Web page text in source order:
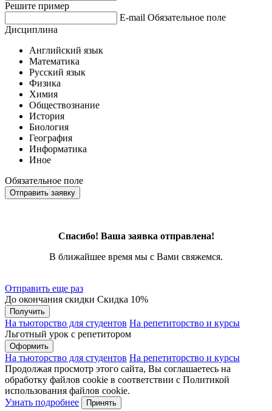
Решите пример
E-mail Обязательное поле
Дисциплина
Английский язык
Математика
Русский язык
Физика
Химия
Обществознание
История
Биология
География
Информатика
Иное
Обязательное поле
Отправить заявку
Спасибо! Ваша заявка отправлена!
В ближайшее время мы с Вами свяжемся.
Отправить еще раз
До окончания скидки Скидка 10%
Получить
На тьюторство для студентов На репетиторство и курсы
Льготный урок с репетитором
Оформить
На тьюторство для студентов На репетиторство и курсы
Продолжая просмотр этого сайта, Вы соглашаетесь на
обработку файлов cookie в соответствии с Политикой
использования файлов cookie.
Узнать подробнее
Принять